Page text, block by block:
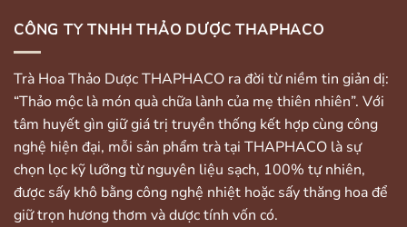
CÔNG TY TNHH THẢO DƯỢC THAPHACO
Trà Hoa Thảo Dược THAPHACO ra đời từ niềm tin giản dị:
“Thảo mộc là món quà chữa lành của mẹ thiên nhiên”. Với
tâm huyết gìn giữ giá trị truyền thống kết hợp cùng công
nghệ hiện đại, mỗi sản phẩm trà tại THAPHACO là sự
chọn lọc kỹ lưỡng từ nguyên liệu sạch, 100% tự nhiên,
được sấy khô bằng công nghệ nhiệt hoặc sấy thăng hoa để
giữ trọn hương thơm và dược tính vốn có.